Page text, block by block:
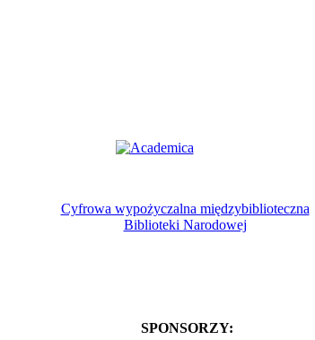
Cyfrowa wypożyczalna międzybiblioteczna
Biblioteki Narodowej
SPONSORZY: